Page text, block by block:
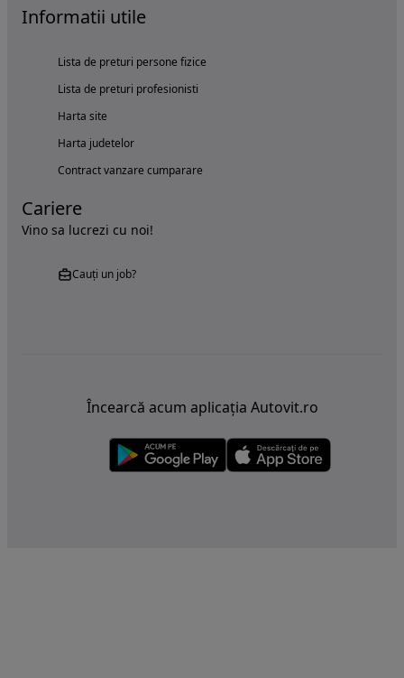
Informatii utile
Lista de preturi persone fizice
Lista de preturi profesionisti
Harta site
Harta judetelor
Contract vanzare cumparare
Cariere
Vino sa lucrezi cu noi!
Cauți un job?
Încearcă acum aplicația Autovit.ro